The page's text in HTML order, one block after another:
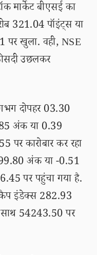
मार्केट बीएसई का
321.04 पॉइंट्स या
खुला. वही, NSE
उछलकर
दोपहर 03.30
अंक या 0.39
कारोबार कर रहा
अंक या -0.51
पर पहुंचा गया है.
इंडेक्स 282.93
54243.50 पर